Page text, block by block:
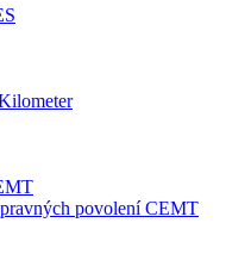
povolení CEMT